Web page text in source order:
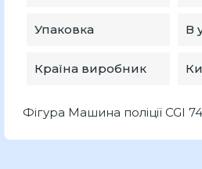
Упаковка В
Країна виробник
Фігура Машина поліції CGI